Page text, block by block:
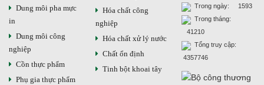
Dung môi pha mực
in
Dung môi công
nghiệp
Cồn thực phẩm
Phụ gia thực phẩm
Hóa chất công
nghiệp
Hóa chất xử lý nước
Chất ổn định
Tinh bột khoai tây
Trong ngày: 1593
Trong tháng:
41210
Tổng truy cập:
4357746